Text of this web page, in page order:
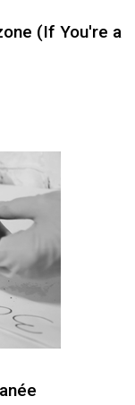
(If You're a